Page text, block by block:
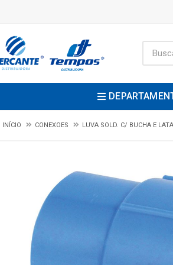
INÍCIO CONEXOES LUVA SOLD. C/ BUCHA E